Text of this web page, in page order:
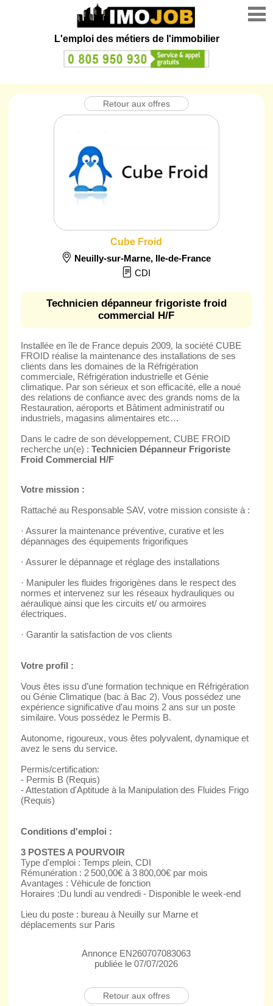
L'emploi des métiers de l'immobilier
Retour aux offres
Cube Froid
Neuilly-sur-Marne, Ile-de-France
CDI
Technicien dépanneur frigoriste froid
commercial H/F
Installée en île de France depuis 2009, la société CUBE
FROID réalise la maintenance des installations de ses
clients dans les domaines de la Réfrigération
commerciale, Réfrigération industrielle et Génie
climatique. Par son sérieux et son efficacité, elle a noué
des relations de confiance avec des grands noms de la
Restauration, aéroports et Bâtiment administratif ou
industriels, magasins alimentaires etc…
Dans le cadre de son développement, CUBE FROID
recherche un(e) : Technicien Dépanneur Frigoriste
Froid Commercial H/F
Votre mission :
Rattaché au Responsable SAV, votre mission consiste à :
· Assurer la maintenance préventive, curative et les
dépannages des équipements frigorifiques
· Assurer le dépannage et réglage des installations
· Manipuler les fluides frigorigènes dans le respect des
normes et intervenez sur les réseaux hydrauliques ou
aéraulique ainsi que les circuits et/ ou armoires
électriques.
· Garantir la satisfaction de vos clients
Votre profil :
Vous êtes issu d’une formation technique en Réfrigération
ou Génie Climatique (bac à Bac 2). Vous possédez une
expérience significative d'au moins 2 ans sur un poste
similaire. Vous possédez le Permis B.
Autonome, rigoureux, vous êtes polyvalent, dynamique et
avez le sens du service.
Permis/certification:
- Permis B (Requis)
- Attestation d'Aptitude à la Manipulation des Fluides Frigo
(Requis)
Conditions d'emploi :
3 POSTES A POURVOIR
Type d'emploi : Temps plein, CDI
Rémunération : 2 500,00€ à 3 800,00€ par mois
Avantages : Véhicule de fonction
Horaires :Du lundi au vendredi - Disponible le week-end
Lieu du poste : bureau à Neuilly sur Marne et
déplacements sur Paris
Annonce EN260707083063
publiée le 07/07/2026
Retour aux offres